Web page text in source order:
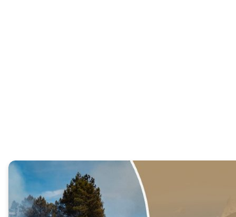
Qualidade do Ar. Dados da Tempo & Radar. . .